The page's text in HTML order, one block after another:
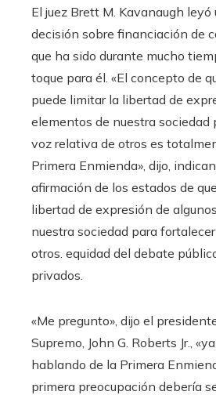
El juez Brett M. Kavanaugh
decisión sobre financiación de
que ha sido durante mucho
toque para él. «El concepto de
puede limitar la libertad de
elementos de nuestra sociedad
voz relativa de otros es
Primera Enmienda», dijo,
afirmación de los estados de
libertad de expresión de
nuestra sociedad para
otros. equidad del debate
privados.
«Me pregunto», dijo el
Supremo, John G. Roberts Jr.,
hablando de la Primera
primera preocupación debería